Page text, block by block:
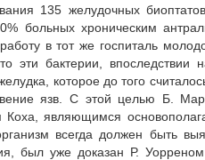
135 желудочных
больных хроническим
в тот же госпиталь
эти бактерии, впоследствии
которое до того
язв. С этой целью Б.
Коха, являющимся
всегда должен быть
был уже доказан Р.